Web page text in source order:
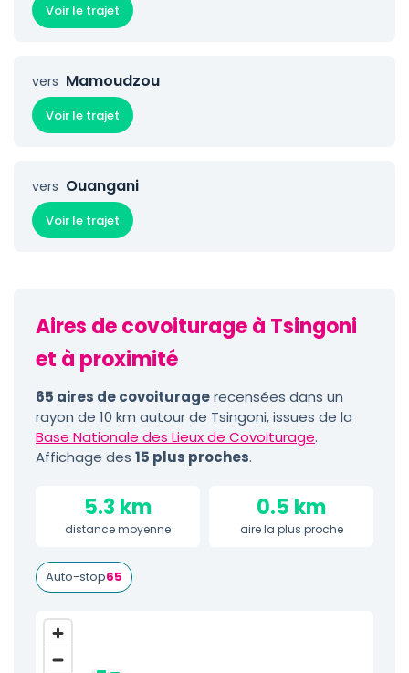
Voir le trajet
vers Mamoudzou
Voir le trajet
vers Ouangani
Voir le trajet
Aires de covoiturage à Tsingoni
et à proximité
65 aires de covoituragerecensées dans un
rayon de 10 km autour de Tsingoni, issues de la
Base Nationale des Lieux de Covoiturage.
Affichage des 15 plus proches.
5.3 km
distance moyenne
0.5 km
aire la plus proche
Auto-stop65